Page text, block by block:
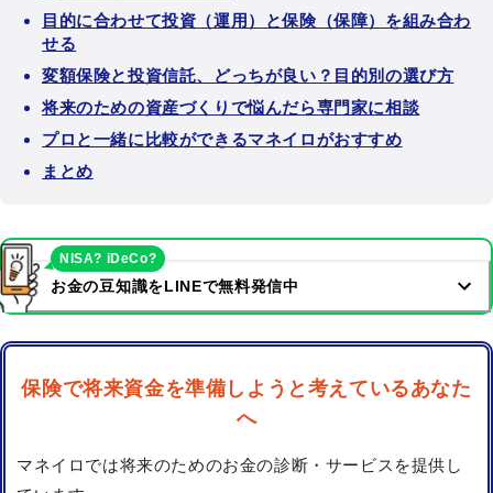
目的に合わせて投資（運用）と保険（保障）を組み合わ
せる
変額保険と投資信託、どっちが良い？目的別の選び方
将来のための資産づくりで悩んだら専門家に相談
プロと一緒に比較ができるマネイロがおすすめ
まとめ
お金の豆知識をLINEで無料発信中
NISA? iDeCo?
保険で将来資金を準備しようと考えているあなた
へ
マネイロでは将来のためのお金の診断・サービスを提供し